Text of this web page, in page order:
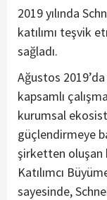
2019 yılında
katılımı teşvik
sağladı.
Ağustos
kapsamlı
kurumsal
güçlendirmeye
şirketten oluşan
Katılımcı
sayesinde,